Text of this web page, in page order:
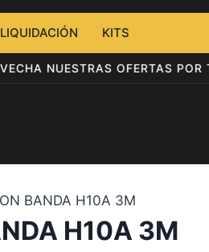
LIQUIDACIÓN KITS
NUESTRAS OFERTAS
BANDA H10A 3M
H10A 3M